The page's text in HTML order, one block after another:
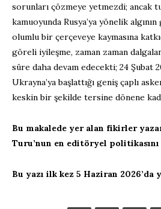
sorunları çözmeye yetmezdi; ancak
kamuoyunda Rusya’ya yönelik
olumlu bir çerçeveye kaymasına
göreli iyileşme, zaman zaman
süre daha devam edecekti; 24 Şubat
Ukrayna’ya başlattığı geniş çaplı
keskin bir şekilde tersine dönene
Bu makalede yer alan fikirler
Turu’nun en editöryel
Bu yazı ilk kez 5 Haziran 2026’da